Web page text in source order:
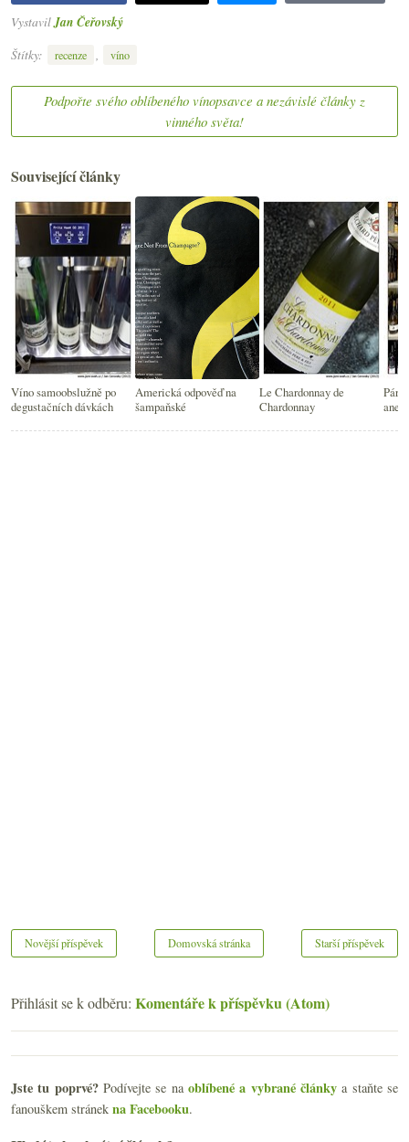
Vystavil Jan Čeřovský
Štítky:
recenze , víno
Podpořte svého oblíbeného vínopsavce a nezávislé články z
vinného světa!
Související články
Víno samoobslužně po
degustačních dávkách
Americká odpověď na
šampaňské
Le Chardonnay de
Chardonnay
Pár
Novější příspěvek Starší příspěvek
Domovská stránka
Přihlásit se k odběru: Komentáře k příspěvku (Atom)
Jste tu poprvé?Podívejte se naoblíbené a vybrané články a staňte se
fanouškem stránek na Facebooku.